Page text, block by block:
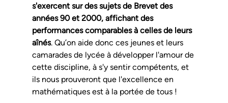
s'exercent sur des sujets de Brevet des
années 90 et 2000, affichant des
performances comparables à celles de leurs
aînés. Qu’on aide donc ces jeunes et leurs
camarades de lycée à développer l'amour de
cette discipline, à s'y sentir compétents, et
ils nous prouveront que l'excellence en
mathématiques est à la portée de tous !